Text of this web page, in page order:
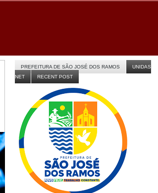
PREFEITURA DE SÃO JOSÉ DOS RAMOS
UNIDAS
NET
RECENT POST